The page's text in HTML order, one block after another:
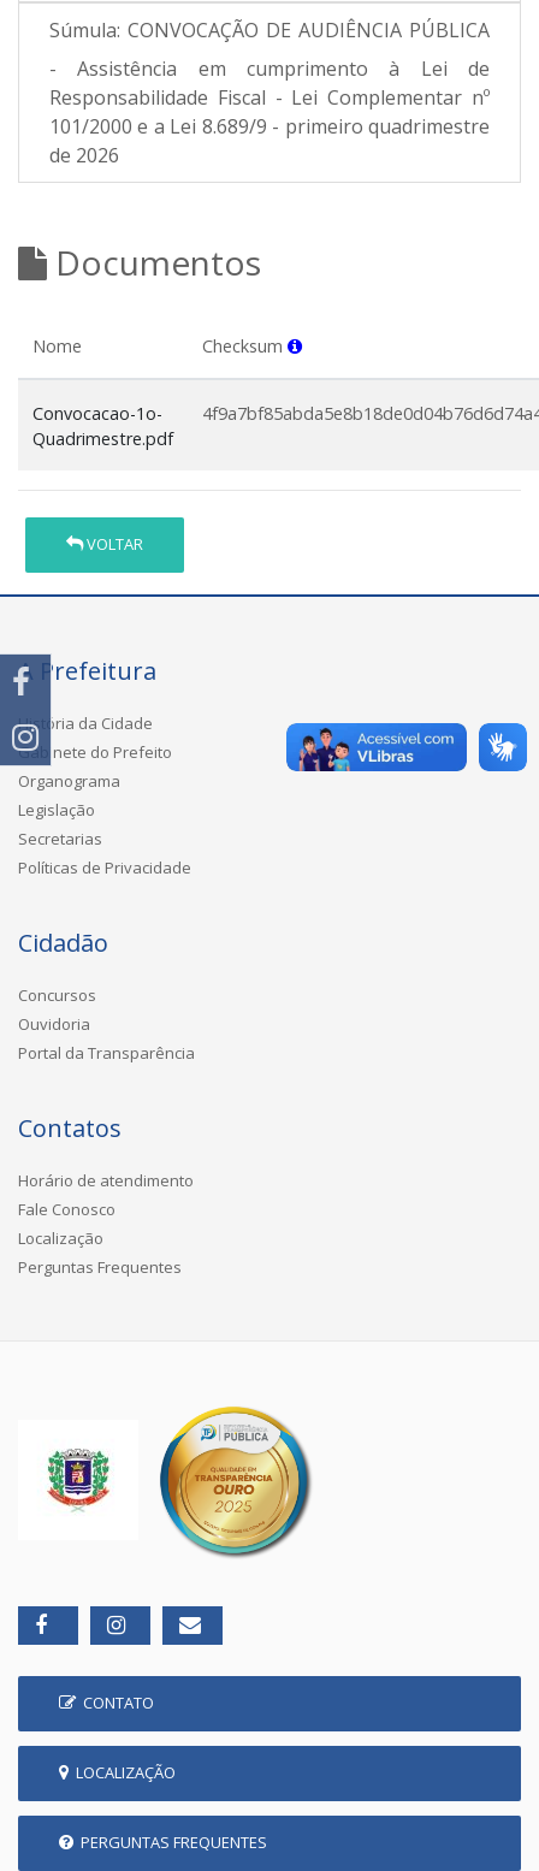
Súmula: CONVOCAÇÃO DE AUDIÊNCIA PÚBLICA
- Assistência em cumprimento à Lei de
Responsabilidade Fiscal - Lei Complementar nº
101/2000 e a Lei 8.689/9 - primeiro quadrimestre
de 2026
Documentos
Nome Checksum
Convocacao-1o-
Quadrimestre.pdf
VOLTAR
A Prefeitura
História da Cidade
Gabinete do Prefeito
Organograma
Legislação
Secretarias
Políticas de Privacidade
Cidadão
Concursos
Ouvidoria
Portal da Transparência
Contatos
Horário de atendimento
Fale Conosco
Localização
Perguntas Frequentes
CONTATO
LOCALIZAÇÃO
PERGUNTAS FREQUENTES